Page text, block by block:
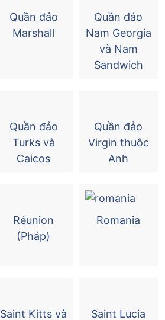
Quần đảo
Marshall
Quần đảo
Nam Georgia
và Nam
Sandwich
Quần đảo
Turks và
Caicos
Quần đảo
Virgin thuộc
Anh
Réunion
(Pháp)
Romania
Saint Kitts và
Saint Lucia